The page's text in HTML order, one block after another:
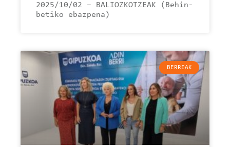
2025/10/02 – BALIOZKOTZEAK (Behin-
betiko ebazpena)
BERRIAK